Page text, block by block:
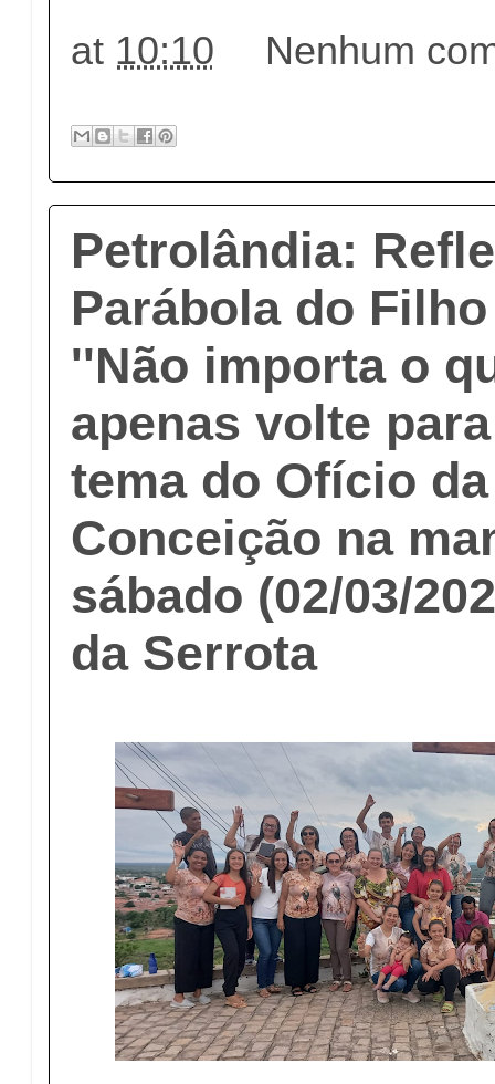
at 10:10 Nenhum
Petrolândia:
Parábola do
''Não importa o
apenas volte
tema do Ofício
Conceição na
sábado (02/03/
da Serrota